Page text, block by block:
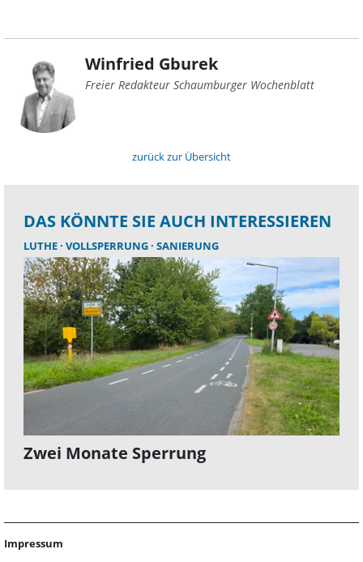
Winfried Gburek
Freier Redakteur Schaumburger Wochenblatt
zurück zur Übersicht
DAS KÖNNTE SIE AUCH INTERESSIEREN
LUTHE VOLLSPERRUNG SANIERUNG
Zwei Monate Sperrung
Impressum